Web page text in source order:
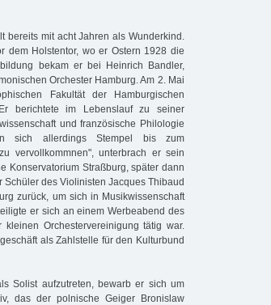
mit acht Jahren als Wunderkind.
dem Holstentor, wo er Ostern 1928 die
bekam er bei Heinrich Bandler,
Orchester Hamburg. Am 2. Mai
Fakultät der Hamburgischen
berichtete im Lebenslauf zu seiner
und französische Philologie
sich allerdings Stempel bis zum
vervollkommnen", unterbrach er sein
Konservatorium Straßburg, später dann
des Violinisten Jacques Thibaud
zurück, um sich in Musikwissenschaft
er sich an einem Werbeabend des
Orchestervereinigung tätig war.
als Zahlstelle für den Kulturbund
Solist aufzutreten, bewarb er sich um
das der polnische Geiger Bronislaw